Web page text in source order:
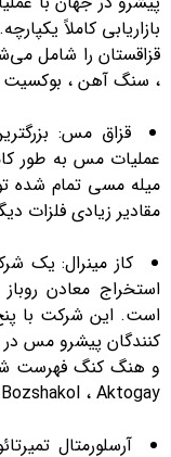
بازاریابی کاملاً
قزاقستان را شامل
، سنگ آهن ،
قزاق مس:
عملیات مس به طور
میله مسی تمام شده
مقادیر زیادی فلزات
کاز مینرال: یک
استخراج معادن
است. این شرکت با
کنندگان پیشرو مس در
و هنگ کنگ فهرست
Bozshakol ، Aktogay و Koksay است.